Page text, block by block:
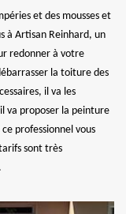
et des mousses et
à Artisan Reinhard, un
redonner à votre
la toiture des
il va les
va proposer la peinture
professionnel vous
sont très